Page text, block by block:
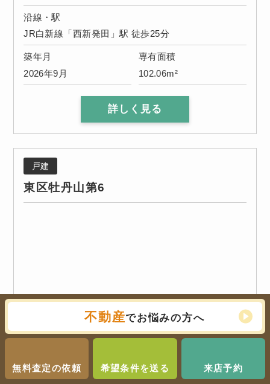
沿線・駅
JR白新線「西新発田」駅 徒歩25分
築年月
2026年9月
専有面積
102.06m²
詳しく見る
戸建
東区牡丹山第6
不動産でお悩みの方へ
無料査定の依頼 希望条件を送る 来店予約